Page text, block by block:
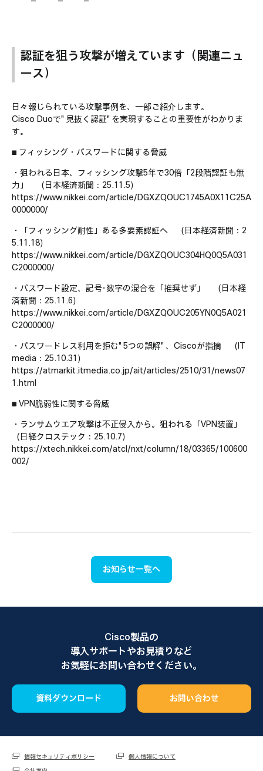
認証を狙う攻撃が増えています（関連ニュ
ース）
日々報じられている攻撃事例を、一部ご紹介します。
Cisco Duoで"見抜く認証"を実現することの重要性がわかりま
す。
■ フィッシング・パスワードに関する脅威
・狙われる日本、フィッシング攻撃5年で30倍「2段階認証も無
力」 （日本経済新聞：25.11.5）
https://www.nikkei.com/article/DGXZQOUC1745A0X11C25A
0000000/
・「フィッシング耐性」ある多要素認証へ （日本経済新聞：2
5.11.18）
https://www.nikkei.com/article/DGXZQOUC304HQ0Q5A031
C2000000/
・パスワード設定、記号･数字の混合を「推奨せず」 （日本経
済新聞：25.11.6）
https://www.nikkei.com/article/DGXZQOUC205YN0Q5A021
C2000000/
・パスワードレス利用を拒む"5つの誤解"、Ciscoが指摘 （IT
media：25.10.31）
https://atmarkit.itmedia.co.jp/ait/articles/2510/31/news07
1.html
■ VPN脆弱性に関する脅威
・ランサムウエア攻撃は不正侵入から。狙われる「VPN装置」
（日経クロステック：25.10.7）
https://xtech.nikkei.com/atcl/nxt/column/18/03365/100600
002/
お知らせ一覧へ
Cisco製品の
導入サポートやお見積りなど
お気軽にお問い合わせください。
資料ダウンロード お問い合わせ
情報セキュリティポリシー
個人情報について